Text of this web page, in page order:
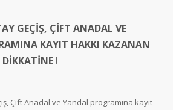
GEÇİŞ, ÇİFT ANADAL VE
KAYIT HAKKI KAZANAN
DİKKATİNE!
Çift Anadal ve Yandal programına kayıt